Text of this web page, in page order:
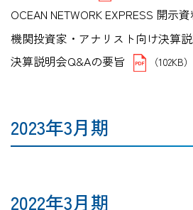
OCEAN NETWORK EXPRESS 開示
機関投資家・アナリスト向け決算
決算説明会Q&Aの要旨
（102KB）
2023年3月期
2022年3月期